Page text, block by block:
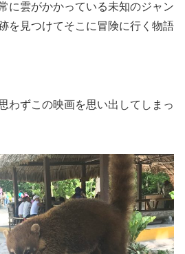
に雲がかかっている未知のジャン
を見つけてそこに冒険に行く物語
わずこの映画を思い出してしまっ